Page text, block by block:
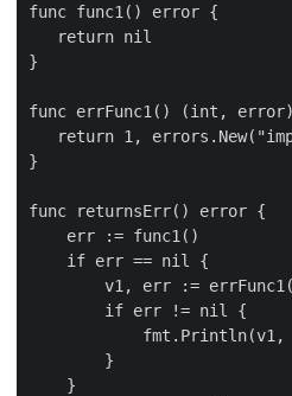
func func1() error {
   return nil
}
func errFunc1() (int,
return 1,
}
func returnsErr() error {
    err := func1()
    if err == nil {
v1, err :=
        if err != nil {
        }
    }